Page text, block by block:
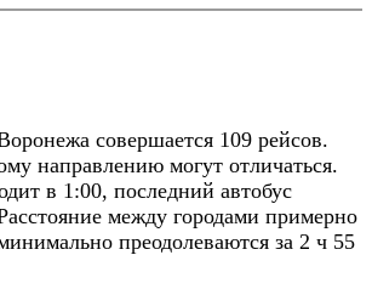
совершается 109 рейсов.
направлению могут отличаться.
в 1:00, последний автобус
между городами примерно
преодолеваются за 2 ч 55